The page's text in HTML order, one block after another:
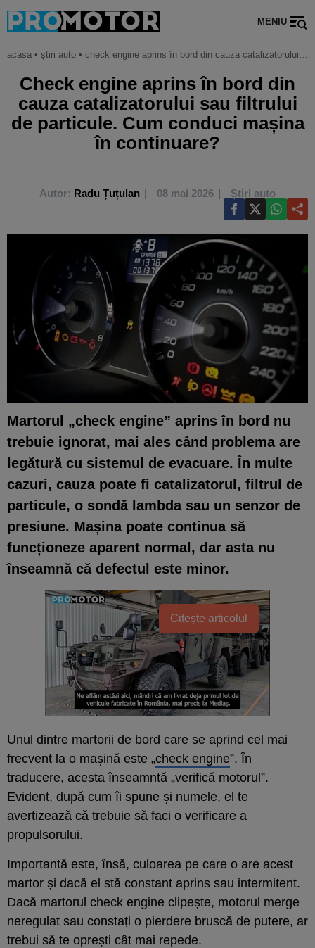
MENIU
acasa • știri auto • check engine aprins în bord din cauza catalizatorului sau filtrului de particule. cum conduci mașina în continuare?
Check engine aprins în bord din
cauza catalizatorului sau filtrului
de particule. Cum conduci mașina
în continuare?
Autor: Radu Țuțulan 08 mai 2026 Știri auto
Martorul „check engine” aprins în bord nu
trebuie ignorat, mai ales când problema are
legătură cu sistemul de evacuare. În multe
cazuri, cauza poate fi catalizatorul, filtrul de
particule, o sondă lambda sau un senzor de
presiune. Mașina poate continua să
funcționeze aparent normal, dar asta nu
înseamnă că defectul este minor.
Citește articolul
Unul dintre martorii de bord care se aprind cel mai
frecvent la o mașină este „check engine”. În
traducere, acesta înseamntă „verifică motorul”.
Evident, după cum îi spune și numele, el te
avertizează că trebuie să faci o verificare a
propulsorului.
Importantă este, însă, culoarea pe care o are acest
martor și dacă el stă constant aprins sau intermitent.
Dacă martorul check engine clipește, motorul merge
neregulat sau constați o pierdere bruscă de putere, ar
trebui să te oprești cât mai repede.